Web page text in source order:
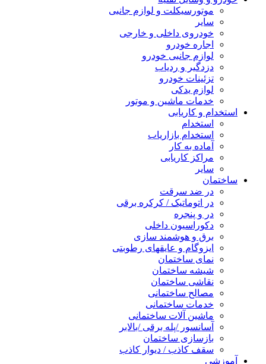
موتورسیکلت و لوازم جانبی
سایر
خودروی داخلی و خارجی
اجاره خودرو
لوازم جانبی خودرو
دزدگیر و ردیاب
تزئینات خودرو
لوازم یدکی
خدمات ماشین و موتور
استخدام و کاریابی
استخدام
استخدام بازاریاب
آماده به کار
مراکز کاریابی
سایر
ساختمان
در ضد سرقت
در اتوماتیک / کرکره برقی
در و پنجره
دکوراسیون داخلی
برق و هوشمند سازی
ایزوگام و عایقهای رطوبتی
نمای ساختمان
شیشه ساختمان
نقاشی ساختمان
مصالح ساختمانی
خدمات ساختمانی
ماشین آلات ساختمانی
آسانسور /پله برقی /بالابر
بازسازی ساختمان
سقف کاذب / دیوار کاذب
آموزشی